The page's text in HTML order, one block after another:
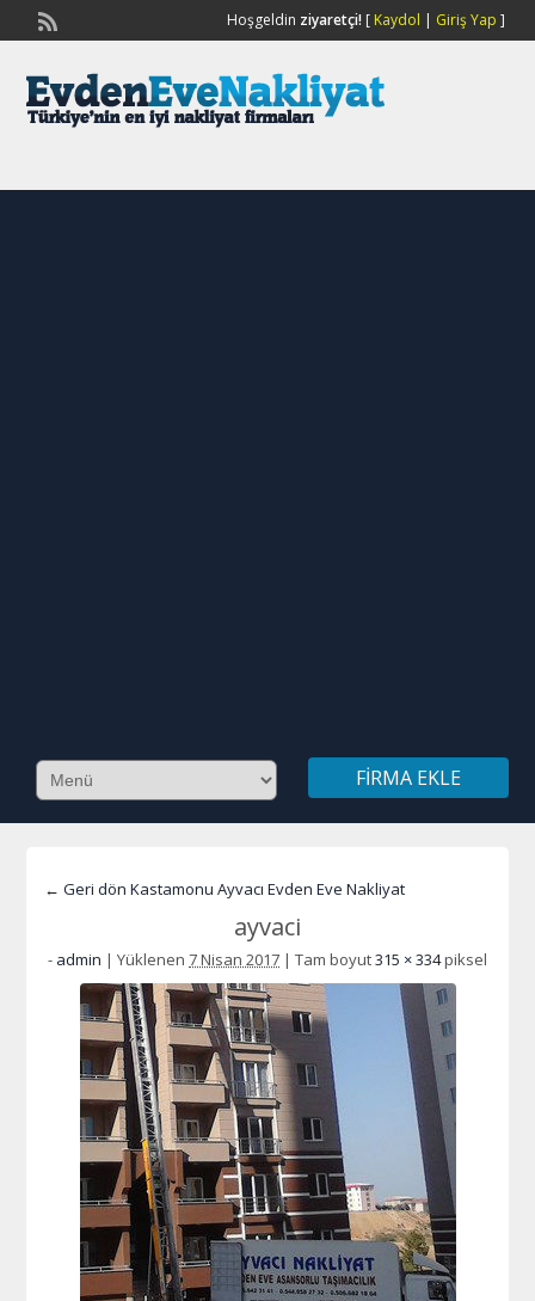
Hoşgeldin ziyaretçi![ Kaydol | Giriş Yap ]
FIRMA EKLE
← Geri dön Kastamonu Ayvacı Evden Eve Nakliyat
ayvaci
- admin | Yüklenen 7 Nisan 2017 | Tam boyut315 × 334piksel